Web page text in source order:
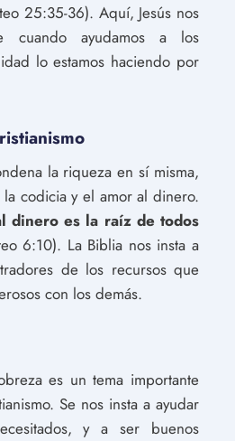
25:35-36). Aquí, Jesús nos
cuando ayudamos a los
lo estamos haciendo por
la riqueza en sí misma,
codicia y el amor al dinero.
dinero es la raíz de todos
6:10). La Biblia nos insta a
de los recursos que
con los demás.
es un tema importante
Se nos insta a ayudar
y a ser buenos